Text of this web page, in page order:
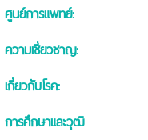
ศูนย์การแพทย์:
ความเชี่ยวชาญ:
เกี่ยวกับโรค:
การศึกษาและวุฒิ